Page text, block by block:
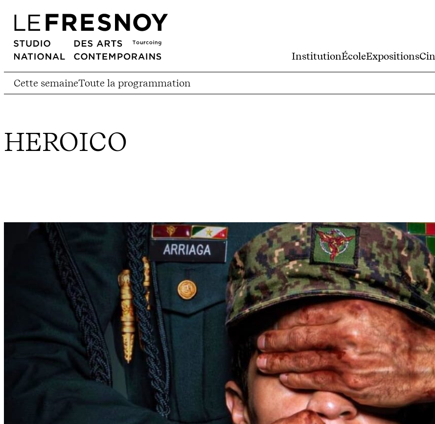
InstitutionÉcoleExpositions
Cette semaineToute la programmation
HEROICO